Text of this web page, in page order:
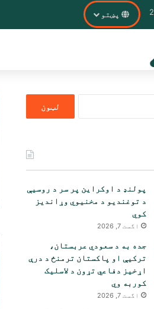
پښتو
لپاره
پولنډ د اوکراین پر سر د روسیې
د توغندیو د مخنیوي وړاندیز
کوي
اگست 7, 2026
جده به د سعودي عربستان،
ترکیې او پاکستان ترمنځ د درې
اړخیز دفاعي تړون د لاسلیک
کوربه وي
اگست 7, 2026